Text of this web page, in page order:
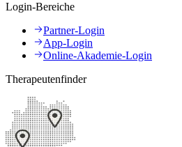
Login-Bereiche
Partner-Login
App-Login
Online-Akademie-Login
Therapeutenfinder